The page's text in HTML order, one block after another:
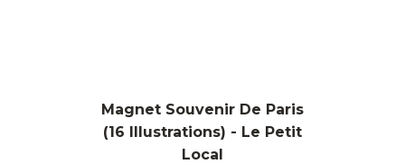
Magnet Souvenir De Paris
(16 Illustrations) - Le Petit
Local